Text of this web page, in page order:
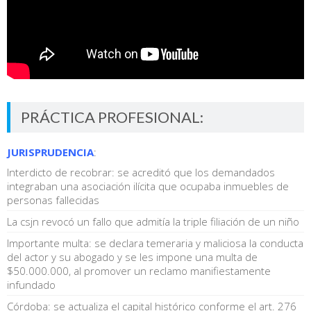
PRÁCTICA PROFESIONAL:
JURISPRUDENCIA:
Interdicto de recobrar: se acreditó que los demandados
integraban una asociación ilícita que ocupaba inmuebles de
personas fallecidas
La csjn revocó un fallo que admitía la triple filiación de un niño
Importante multa: se declara temeraria y maliciosa la conducta
del actor y su abogado y se les impone una multa de
$50.000.000, al promover un reclamo manifiestamente
infundado
Córdoba: se actualiza el capital histórico conforme el art. 276